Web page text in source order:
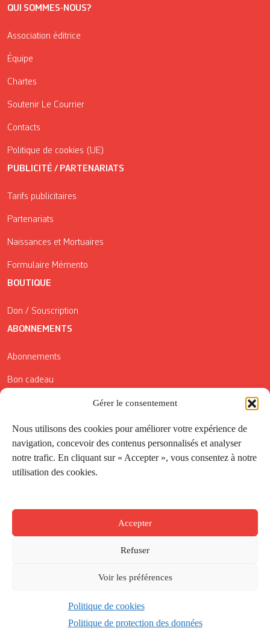
Gérer le consentement
Nous utilisons des cookies pour améliorer votre expérience de
navigation, concevoir des contenus personnalisés et analyser
notre trafic. En cliquant sur « Accepter », vous consentez à notre
utilisation des cookies.
Accepter
Refuser
Voir les préférences
Politique de cookies
Politique de protection des données
QUI SOMMES-NOUS?
Association éditrice
Équipe
Chartes
Soutenir Le Courrier
Contacts
Politique de cookies (UE)
PUBLICITÉ / PARTENARIATS
Tarifs publicitaires
Partenariats
Naissances et Mortuaires
Formulaire Mémento
BOUTIQUE
Don / Souscription
ABONNEMENTS
Abonnements
Bon cadeau
Conditions générales de vente
Réductions de la Carte Côté Courrier
Application